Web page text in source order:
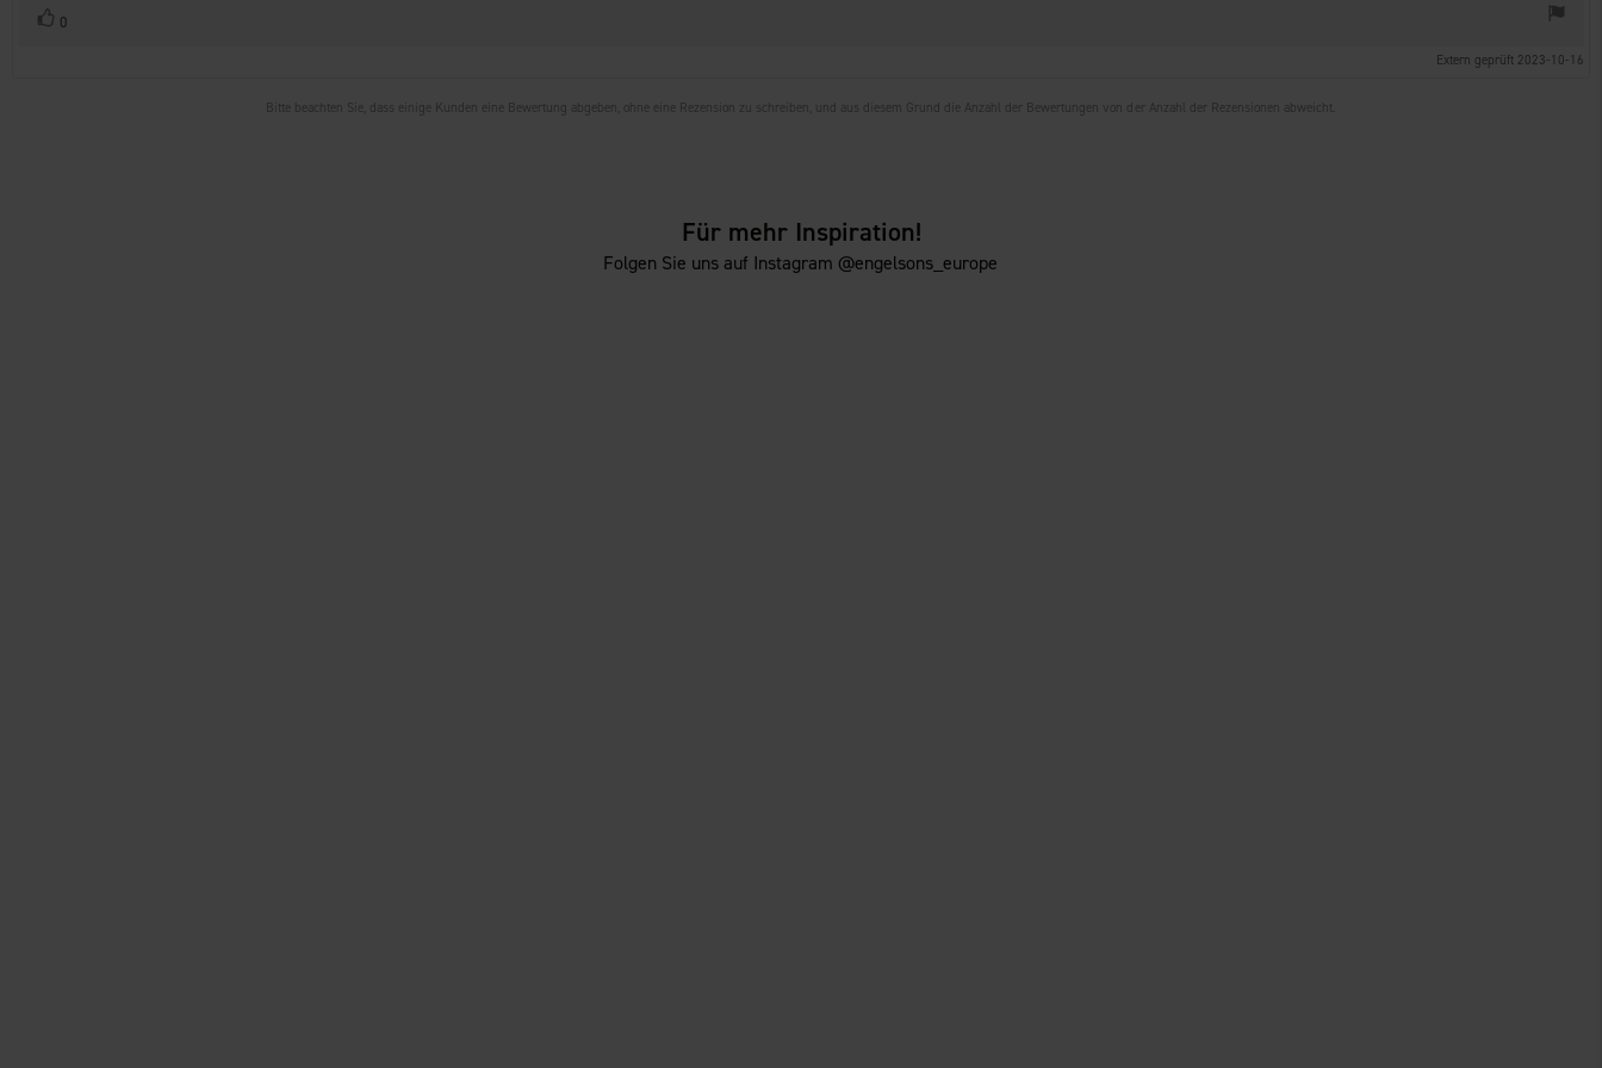
Stimme
0
Extern geprüft 2023-10-16
Bitte beachten Sie, dass einige Kunden eine Bewertung abgeben, ohne eine Rezension zu schreiben, und aus diesem Grund die Anzahl der Bewertungen von der Anzahl der Rezensionen abweicht.
Für mehr Inspiration!
Folgen Sie uns auf Instagram @engelsons_europe